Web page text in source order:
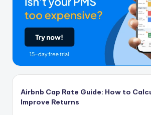
Airbnb Cap Rate Guide: How to
Improve Returns